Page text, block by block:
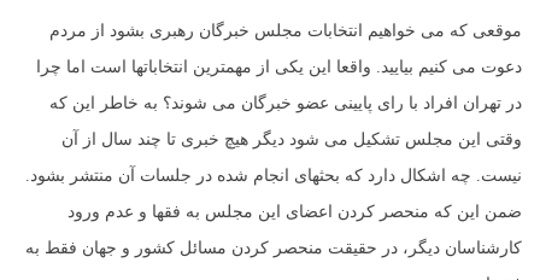
موقعی که می خواهیم انتخابات مجلس خبرگان رهبری بشود از مردم
دعوت می کنیم بیایید. واقعا این یکی از مهمترین انتخاباتها است اما چرا
در تهران افراد با رای پایینی عضو خبرگان می شوند؟ به خاطر این که
وقتی این مجلس تشکیل می شود دیگر هیچ خبری تا چند سال از آن
نیست. چه اشکال دارد که بحثهای انجام شده در جلسات آن منتشر بشود.
ضمن این که منحصر کردن اعضای این مجلس به فقها و عدم ورود
کارشناسان دیگر، در حقیقت منحصر کردن مسائل کشور و جهان فقط به